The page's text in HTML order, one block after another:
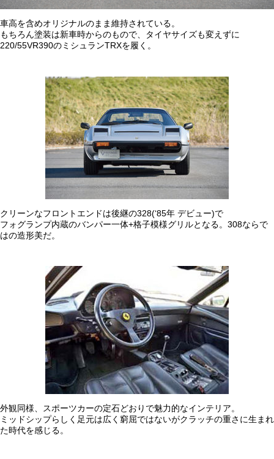
車高を含めオリジナルのまま維持されている。
もちろん塗装は新車時からのもので、タイヤサイズも変えずに
220/55VR390のミシュランTRXを履く。
クリーンなフロントエンドは後継の328(‘85年 デビュー)で
フォグランプ内蔵のバンパー一体+格子模様グリルとなる。308ならで
はの造形美だ。
外観同様、スポーツカーの定石どおりで魅力的なインテリア。
ミッドシップらしく足元は広く窮屈ではないがクラッチの重さに生まれ
た時代を感じる。